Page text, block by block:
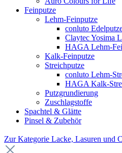
Feinputze
Lehm-Feinputze
conluto
Claytec Yosima
HAGA Lehm-
Kalk-Feinputze
Streichputze
conluto Lehm-
HAGA Kalk-
Putzgrundierung
Zuschlagstoffe
Spachtel & Glätte
Pinsel & Zubehör
Zur Kategorie Lacke, Lasuren und